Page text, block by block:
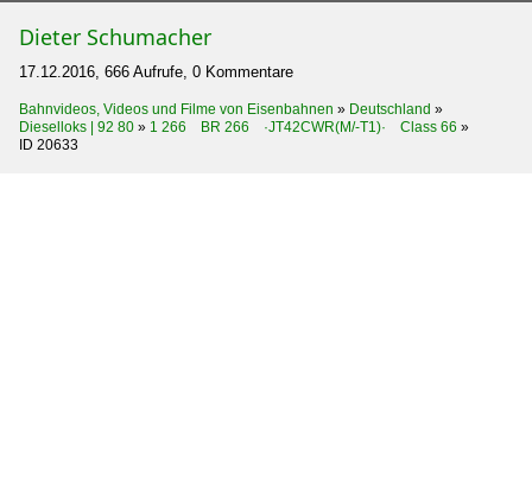
Dieter Schumacher
17.12.2016, 666 Aufrufe, 0 Kommentare
Bahnvideos, Videos und Filme von Eisenbahnen » Deutschland »
Dieselloks | 92 80 » 1 266 BR 266 ·JT42CWR(M/-T1)· Class 66 »
ID 20633